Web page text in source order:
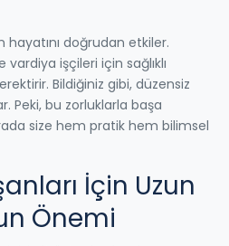
hayatını doğrudan etkiler.
işçileri için sağlıklı
Bildiğiniz gibi, düzensiz
Peki, bu zorluklarla başa
size hem pratik hem bilimsel
İçin Uzun
Önemi